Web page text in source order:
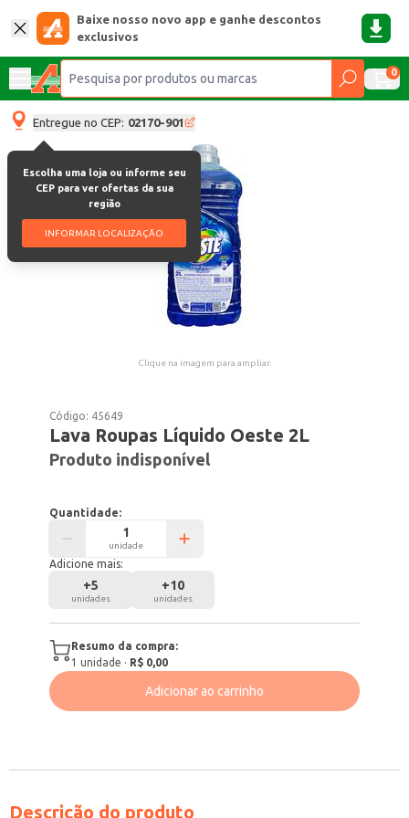
Baixe nosso novo app e ganhe descontos
exclusivos
0
Entregue no CEP: 02170-901
Escolha uma loja ou informe seu
CEP para ver ofertas da sua
região
INFORMAR LOCALIZAÇÃO
Clique na imagem para ampliar.
Código: 45649
Lava Roupas Líquido Oeste 2L
Produto indisponível
Quantidade:
unidade
Adicione mais:
+5
unidades
+10
unidades
Resumo da compra:
1 unidade · R$ 0,00
Adicionar ao carrinho
Descrição do produto